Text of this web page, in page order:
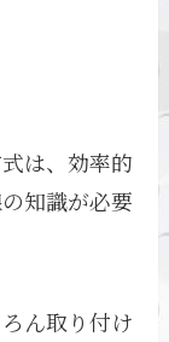
は、効率的
知識が必要
ん取り付け